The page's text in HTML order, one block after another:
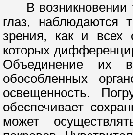
В возникновении
глаз, наблюдаются
зрения, как и всех
которых
Объединение их
обособленных
освещенность.
обеспечивает
может